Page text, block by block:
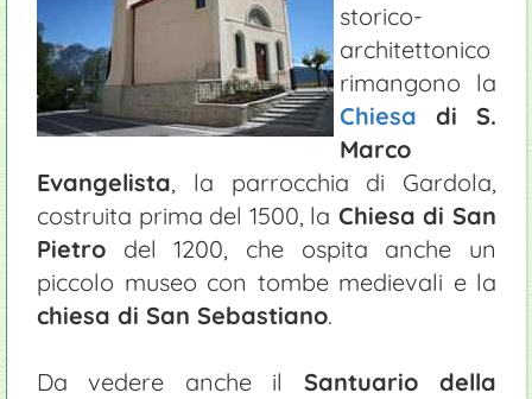
storico-
architettonico
rimangono la
Chiesa
di S.
Marco
Evangelista, la parrocchia di Gardola,
costruita prima del 1500, la Chiesa di San
Pietro del 1200, che ospita anche un
piccolo museo con tombe medievali e la
chiesa di San Sebastiano.
Da vedere anche il Santuario della